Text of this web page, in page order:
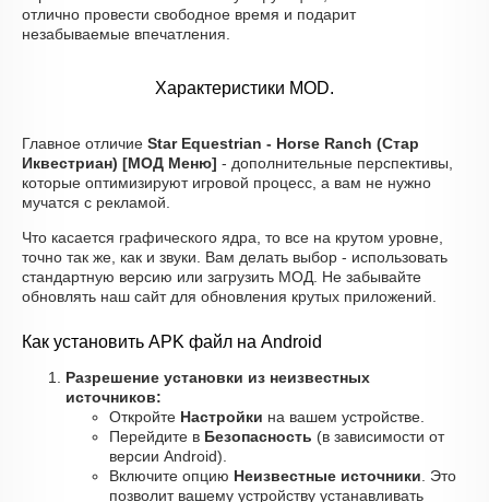
отлично провести свободное время и подарит
незабываемые впечатления.
Характеристики MOD.
Главное отличие Star Equestrian - Horse Ranch (Стар
Иквестриан) [МОД Меню] - дополнительные перспективы,
которые оптимизируют игровой процесс, а вам не нужно
мучатся с рекламой.
Что касается графического ядра, то все на крутом уровне,
точно так же, как и звуки. Вам делать выбор - использовать
стандартную версию или загрузить МОД. Не забывайте
обновлять наш сайт для обновления крутых приложений.
Как установить APK файл на Android
Разрешение установки из неизвестных
источников:
Откройте Настройки на вашем устройстве.
Перейдите в Безопасность (в зависимости от
версии Android).
Включите опцию Неизвестные источники . Это
позволит вашему устройству устанавливать